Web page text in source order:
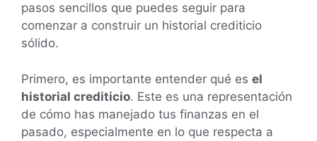
pasos sencillos que puedes seguir para
comenzar a construir un historial crediticio
sólido.
Primero, es importante entender qué es el
historial crediticio. Este es una representación
de cómo has manejado tus finanzas en el
pasado, especialmente en lo que respecta a